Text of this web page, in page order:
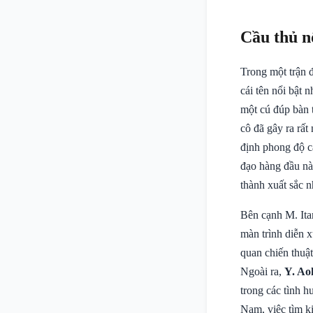
Cầu thủ
Trong một trận
cái tên nổi bật
một cú đúp
cô đã gây ra
định phong độ
đạo hàng đầu
thành xuất sắc
Bên cạnh M.
màn trình diễn
quan chiến
Ngoài ra, Y.
trong các tình
Nam, việc tìm